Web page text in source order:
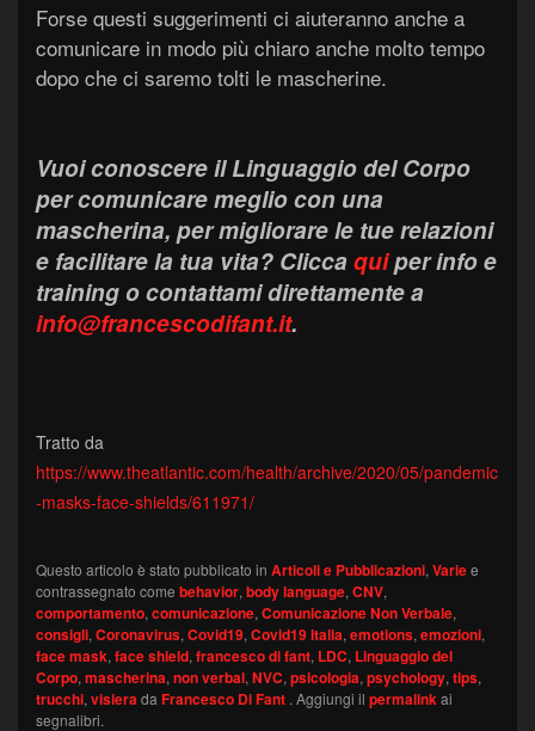
Forse questi suggerimenti ci aiuteranno anche a
comunicare in modo più chiaro anche molto tempo
dopo che ci saremo tolti le mascherine.
Vuoi conoscere il Linguaggio del Corpo
per comunicare meglio con una
mascherina, per migliorare le tue relazioni
e facilitare la tua vita? Cliccaquiper info e
training o contattami direttamente a
info@francescodifant.it.
Tratto da
https://www.theatlantic.com/health/archive/2020/05/pandemic
-masks-face-shields/611971/
Questo articolo è stato pubblicato in Articoli e Pubblicazioni, Variee
contrassegnato come behavior, body language, CNV,
comportamento, comunicazione, Comunicazione Non Verbale,
consigli, Coronavirus, Covid19, Covid19 Italia, emotions, emozioni,
face mask, face shield, francesco di fant, LDC, Linguaggio del
Corpo, mascherina, non verbal, NVC, psicologia, psychology, tips,
trucchi, visierada Francesco Di Fant . Aggiungi il permalinkai
segnalibri.